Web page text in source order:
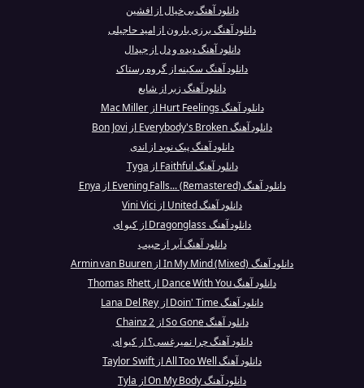
دانلود آهنگ بی‌خیال از افشین
دانلود آهنگ برزی بارون از امید حاجیلی
دانلود آهنگ دیده و دل از جیدال
دانلود آهنگ سکینه از گروه رستاک
دانلود آهنگ زبر از شایع
دانلود آهنگ Hurt Feelings از Mac Miller
دانلود آهنگ Everybody's Broken از Bon Jovi
دانلود آهنگ پیک نوید از اندی
دانلود آهنگ Faithful از Tyga
دانلود آهنگ Evening Falls... (Remastered) از Enya
دانلود آهنگ United از Vini Vici
دانلود آهنگ Dragonglass از کیو ای
دانلود آهنگ آبر از حبیب
دانلود آهنگ In My Mind (Mixed) از Armin van Buuren
دانلود آهنگ Dance With You از Thomas Rhett
دانلود آهنگ Doin' Time از Lana Del Rey
دانلود آهنگ So Gone از 2 Chainz
دانلود آهنگ چرا نمیرغسی؟ از کیو ای
دانلود آهنگ All Too Well از Taylor Swift
دانلود آهنگ On My Body از Tyla